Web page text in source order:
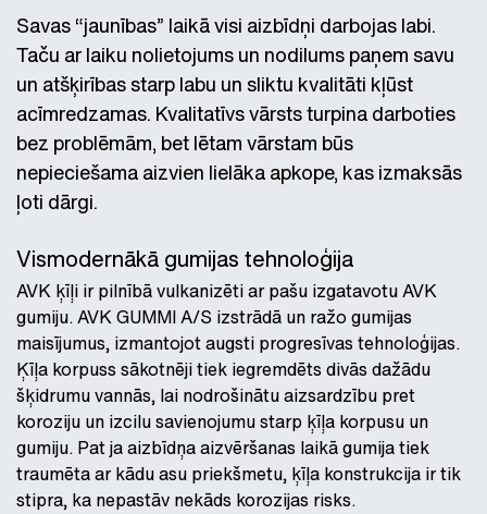
Savas “jaunības” laikā visi aizbīdņi darbojas labi.
Taču ar laiku nolietojums un nodilums paņem savu
un atšķirības starp labu un sliktu kvalitāti kļūst
acīmredzamas. Kvalitatīvs vārsts turpina darboties
bez problēmām, bet lētam vārstam būs
nepieciešama aizvien lielāka apkope, kas izmaksās
ļoti dārgi.
Vismodernākā gumijas tehnoloģija
AVK ķīļi ir pilnībā vulkanizēti ar pašu izgatavotu AVK
gumiju. AVK GUMMI A/S izstrādā un ražo gumijas
maisījumus, izmantojot augsti progresīvas tehnoloģijas.
Ķīļa korpuss sākotnēji tiek iegremdēts divās dažādu
šķidrumu vannās, lai nodrošinātu aizsardzību pret
koroziju un izcilu savienojumu starp ķīļa korpusu un
gumiju. Pat ja aizbīdņa aizvēršanas laikā gumija tiek
traumēta ar kādu asu priekšmetu, ķīļa konstrukcija ir tik
stipra, ka nepastāv nekāds korozijas risks.